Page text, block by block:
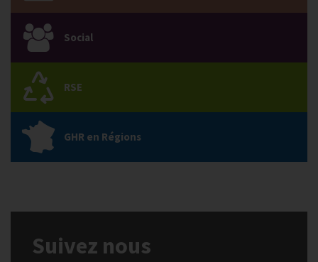
Social
RSE
GHR en Régions
Suivez nous